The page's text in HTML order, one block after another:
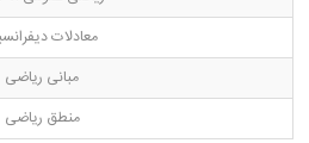
معادلات
مبانی ریاضی
منطق ریاضی